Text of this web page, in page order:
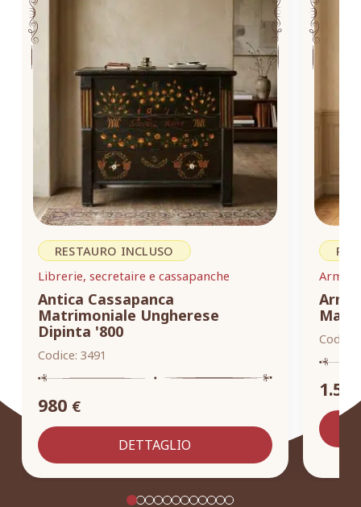
RESTAURO INCLUSO
Librerie, secretaire e cassapanche
Antica Cassapanca
Matrimoniale Ungherese
Dipinta '800
Codice: 3491
980 €
DETTAGLIO
Codice: